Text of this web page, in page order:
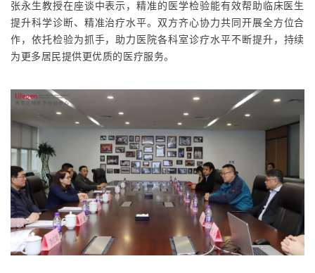
张永生教授在座谈中表示，精准的医学检验能有效帮助临床医生
提升科学诊断、精准治疗水平。 双方齐心协力共同开展全方位合
作，依托检验为抓手，助力医院各科室诊疗水平不断提升，持续
为更多居民提供更优质的医疗服务。